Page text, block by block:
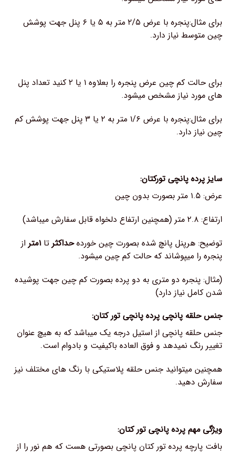
برای مثال:پنجره با عرض ۲/۵ متر به ۵ یا ۶ پنل جهت پوشش
چین متوسط نیاز دارد.
برای حالت کم چین عرض پنجره را بعلاوه ۱ یا ۲ کنید تعداد پنل
های مورد نیاز مشخص میشود.
برای مثال:پنجره با عرض ۱/۶ متر به ۲ یا ۳ پنل جهت پوشش کم
چین نیاز دارد.
سایز پرده پانچی تورکتان:
عرض: ۱.۵ متر بصورت بدون چین
ارتفاع: ۲.۸ متر (همچنین ارتفاع دلخواه قابل سفارش میباشد)
توضیح: هرپنل پانچ شده بصورت چین خوردهحداکثر تا ۱متر
از
پنجره را میپوشاند که حالت کم چین میشود.
(مثال: پنجره دو متری به دو پرده بصورت کم چین جهت پوشیده
شدن کامل نیاز دارد)
جنس حلقه پانچی پرده پانچی تور کتان:
جنس حلقه پانچی از استیل درجه یک میباشد که به هیچ عنوان
تغییر رنگ نمیدهد و فوق العاده باکیفیت و بادوام است.
همچنین میتوانید جنس حلقه پلاستیکی با رنگ های مختلف نیز
سفارش دهید.
ویژگی مهم پرده پانچی تور کتان:
بافت پارچه پرده تور کتان پانچی بصورتی هست که هم نور را از